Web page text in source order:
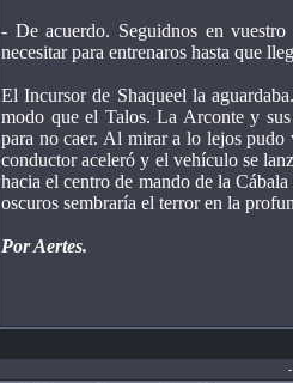
- De acuerdo. Seguidnos en
necesitar para entrenaros hasta que
El Incursor de Shaqueel la
modo que el Talos. La Arconte y sus
para no caer. Al mirar a lo lejos
conductor aceleró y el vehículo se
hacia el centro de mando de la
oscuros sembraría el terror en la
Por Aertes.